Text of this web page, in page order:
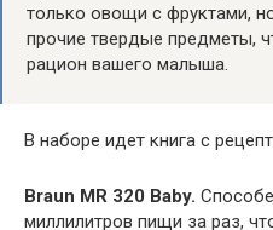
только овощи с фруктами,
прочие твердые предметы,
рацион вашего малыша.
В наборе идет книга с
Braun MR 320 Baby.
миллилитров пищи за раз,